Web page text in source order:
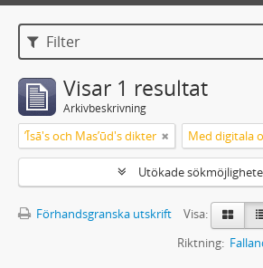
Filter
Visar 1 resultat
Arkivbeskrivning
ʼĪsā's och Masʼūd's dikter Med digitala
Utökade
Förhandsgranska utskrift
Visa:
Riktning: